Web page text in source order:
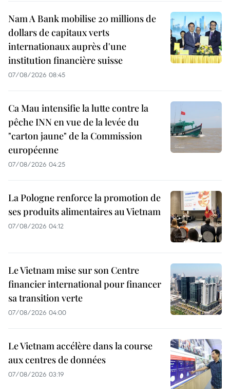
Nam A Bank mobilise 20 millions de
dollars de capitaux verts
internationaux auprès d'une
institution financière suisse
07/08/2026 08:45
Ca Mau intensifie la lutte contre la
pêche INN en vue de la levée du
"carton jaune" de la Commission
européenne
07/08/2026 04:25
La Pologne renforce la promotion de
ses produits alimentaires au Vietnam
07/08/2026 04:12
Le Vietnam mise sur son Centre
financier international pour financer
sa transition verte
07/08/2026 04:00
Le Vietnam accélère dans la course
aux centres de données
07/08/2026 03:19